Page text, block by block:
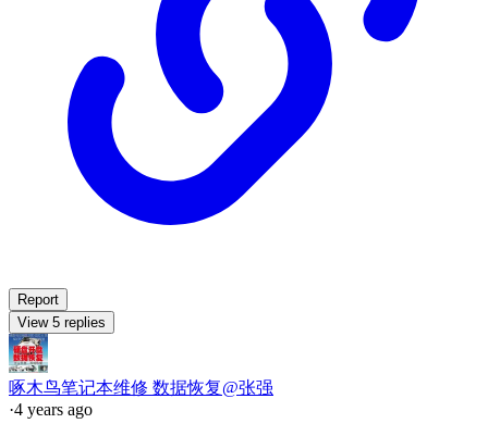
Report
View 5 replies
啄木鸟笔记本维修 数据恢复@张强
·4 years ago